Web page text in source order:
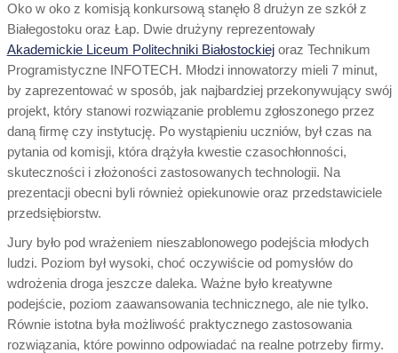
Oko w oko z komisją konkursową stanęło 8 drużyn ze szkół z
Białegostoku oraz Łap. Dwie drużyny reprezentowały
Akademickie Liceum Politechniki Białostockiejoraz Technikum
Programistyczne INFOTECH. Młodzi innowatorzy mieli 7 minut,
by zaprezentować w sposób, jak najbardziej przekonywujący swój
projekt, który stanowi rozwiązanie problemu zgłoszonego przez
daną firmę czy instytucję. Po wystąpieniu uczniów, był czas na
pytania od komisji, która drążyła kwestie czasochłonności,
skuteczności i złożoności zastosowanych technologii. Na
prezentacji obecni byli również opiekunowie oraz przedstawiciele
przedsiębiorstw.
Jury było pod wrażeniem nieszablonowego podejścia młodych
ludzi. Poziom był wysoki, choć oczywiście od pomysłów do
wdrożenia droga jeszcze daleka. Ważne było kreatywne
podejście, poziom zaawansowania technicznego, ale nie tylko.
Równie istotna była możliwość praktycznego zastosowania
rozwiązania, które powinno odpowiadać na realne potrzeby firmy.